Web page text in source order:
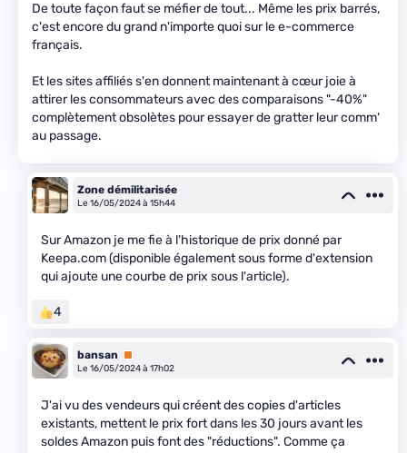
De toute façon faut se méfier de tout... Même les prix barrés,
c'est encore du grand n'importe quoi sur le e-commerce
français.
Et les sites affiliés s'en donnent maintenant à cœur joie à
attirer les consommateurs avec des comparaisons "-40%"
complètement obsolètes pour essayer de gratter leur comm'
au passage.
Zone démilitarisée
Le 16/05/2024 à 15h44
Sur Amazon je me fie à l'historique de prix donné par
Keepa.com (disponible également sous forme d'extension
qui ajoute une courbe de prix sous l'article).
4
bansan
Premium
Le 16/05/2024 à 17h02
J'ai vu des vendeurs qui créent des copies d'articles
existants, mettent le prix fort dans les 30 jours avant les
soldes Amazon puis font des "réductions". Comme ça